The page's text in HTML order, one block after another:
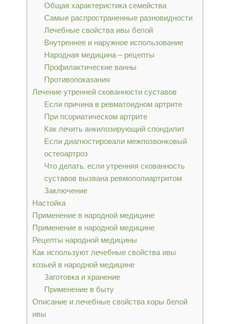
Общая характеристика семейства
Самые распространенные разновидности
Лечебные свойства ивы белой
Внутреннее и наружное использование
Народная медицина – рецепты
Профилактические ванны
Противопоказания
Лечение утренней скованности суставов
Если причина в ревматоидном артрите
При псориатическом артрите
Как лечить анкилозирующий спондилит
Если диагностировали межпозвонковый
остеоартроз
Что делать, если утренняя скованность
суставов вызвана ревмополиартритом
Заключение
Настойка
Применение в народной медицине
Применение в народной медицине
Рецепты народной медицины
Как используют лечебные свойства ивы
козьей в народной медицине
Заготовка и хранение
Применение в быту
Описание и лечебные свойства коры белой
ивы